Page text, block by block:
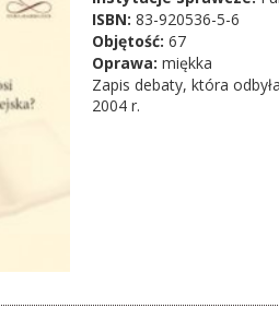
ISBN: 83-920536-5-6
Objętość: 67
Oprawa: miękka
Zapis debaty, która
2004 r.